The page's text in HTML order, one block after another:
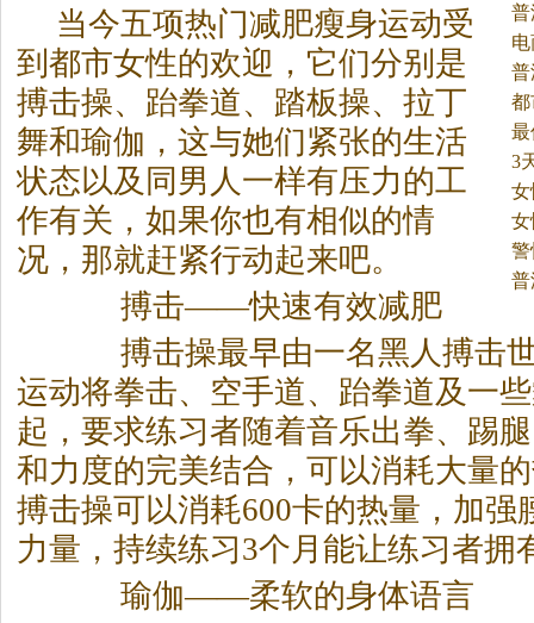
3
秘
当今五项热门减肥瘦身运动受
到都市女性的欢迎，它们分别是
搏击操、跆拳道、踏板操、拉丁
舞和瑜伽，这与她们紧张的生活
状态以及同男人一样有压力的工
作有关，如果你也有相似的情
况，那就赶紧行动起来吧。
搏击——快速有效减肥
搏击操最早由一名黑人搏击世
运动将拳击、空手道、跆拳道及一
起，要求练习者随着音乐出拳、踢
和力度的完美结合，可以消耗大量
搏击操可以消耗600卡的热量，加强
力量，持续练习3个月能让练习者拥
瑜伽——柔软的身体语言